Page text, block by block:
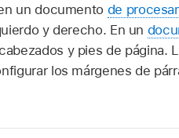
un documento de
y derecho. En un
y pies de página.
los márgenes de